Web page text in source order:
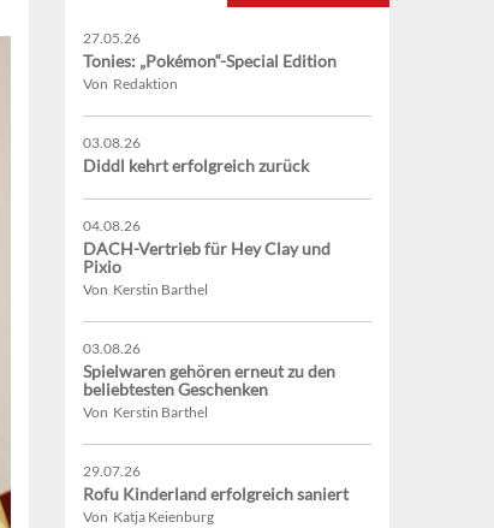
27.05.26
Tonies: „Pokémon“-Special Edition
Von Redaktion
03.08.26
Diddl kehrt erfolgreich zurück
04.08.26
DACH-Vertrieb für Hey Clay und
Pixio
Von Kerstin Barthel
03.08.26
Spielwaren gehören erneut zu den
beliebtesten Geschenken
Von Kerstin Barthel
29.07.26
Rofu Kinderland erfolgreich saniert
Von Katja Keienburg